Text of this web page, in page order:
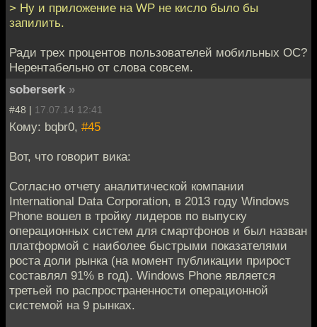
> Ну и приложение на WP не кисло было бы
запилить.
Ради трех процентов пользователей мобильных ОС?
Нерентабельно от слова совсем.
soberserk »
#48 | 17.07.14 12:41
Кому: bqbr0, #45
Вот, что говорит вика:
Согласно отчету аналитической компании
International Data Corporation, в 2013 году Windows
Phone вошел в тройку лидеров по выпуску
операционных систем для смартфонов и был назван
платформой с наиболее быстрыми показателями
роста доли рынка (на момент публикации прирост
составлял 91% в год). Windows Phone является
третьей по распространенности операционной
системой на 9 рынках.